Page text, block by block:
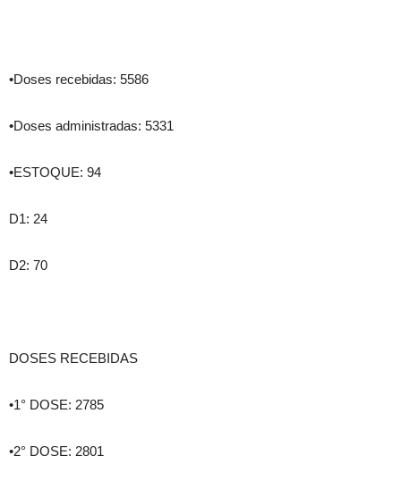
•Doses recebidas: 5586
•Doses administradas: 5331
•ESTOQUE: 94
D1: 24
D2: 70
DOSES RECEBIDAS
•1° DOSE: 2785
•2° DOSE: 2801